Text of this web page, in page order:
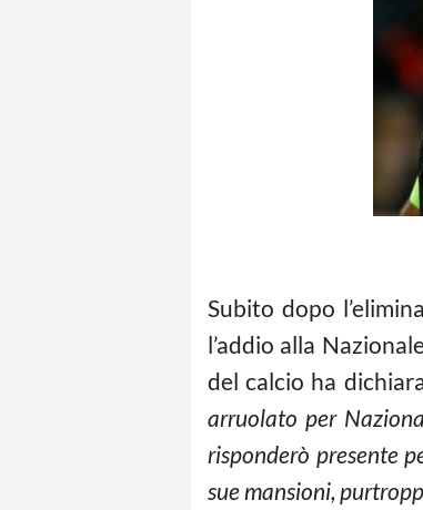
Subito dopo
l’addio alla
del calcio ha
arruolato per
risponderò presente
sue mansioni,